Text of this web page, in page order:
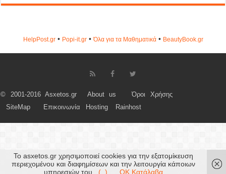
HelpPost.gr• Popi-it.gr•Όλα για τα Μαθηματικά• ΒeautyΒook.gr
© 2001-2016 Asxetos.gr About us
Όροι Χρήσης
SiteMap
Επικοινωνία Hosting Rainhost
Το asxetos.gr χρησιμοποιεί cookies για την εξατομίκευση
περιεχομένου και διαφημίσεων και την λειτουργία κάποιων
υπηρεσιών του.
(..) OK Κατάλαβα